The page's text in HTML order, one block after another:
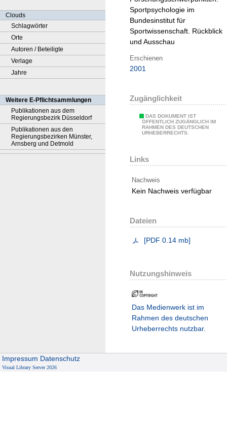
Clouds
Schlagwörter
Orte
Autoren / Beteiligte
Verlage
Jahre
Weitere E-Pflichtsammlungen
Publikationen aus dem
Regierungsbezirk Düsseldorf
Publikationen aus den
Regierungsbezirken Münster,
Arnsberg und Detmold
Sportpsychologie im
Bundesinstitut für
Sportwissenschaft. Rückblick
und Ausschau
Erschienen
2001
Zugänglichkeit
DAS DOKUMENT IST
ÖFFENTLICH ZUGÄNGLICH IM
RAHMEN DES DEUTSCHEN
URHEBERRECHTS.
Links
Nachweis
Kein Nachweis verfügbar
Dateien
[PDF 0.14 mb]
Nutzungshinweis
Das Medienwerk ist im
Rahmen des deutschen
Urheberrechts nutzbar.
Impressum Datenschutz
Visual Library Server 2026